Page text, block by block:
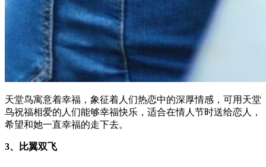
天堂鸟寓意着幸福，象征着人们热恋中的深厚情感，可用天堂
鸟祝福相爱的人们能够幸福快乐，适合在情人节时送给恋人，
希望和她一直幸福的走下去。
3、比翼双飞